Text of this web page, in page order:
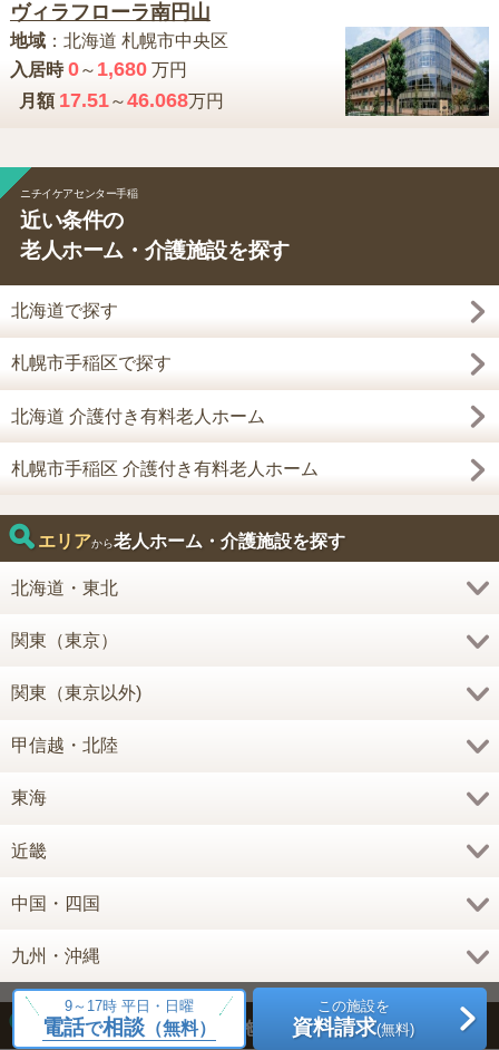
ヴィラフローラ南円山
地域： 北海道 札幌市中央区
入居時 0～ 1,680万円
月額 17.51～46.068万円
ニチイケアセンター手稲
近い条件の
老人ホーム・介護施設を探す
北海道で探す
札幌市手稲区で探す
北海道 介護付き有料老人ホーム
札幌市手稲区 介護付き有料老人ホーム
エリアから老人ホーム・介護施設を探す
北海道・東北
関東（東京）
関東（東京以外)
甲信越・北陸
東海
近畿
中国・四国
九州・沖縄
種類から老人ホーム・介護施設 探す
9～17時 平日・日曜
電話で相談（無料）
この施設を
資料請求(無料)